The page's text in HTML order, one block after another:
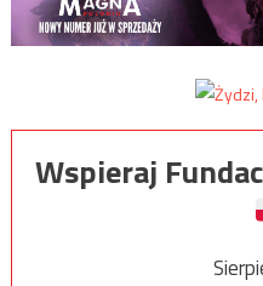
Wspieraj